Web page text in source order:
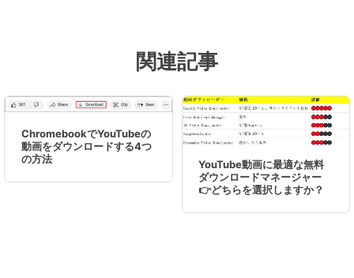
の方法、SSD換装の方法やディスクの最適化方法
点（2019年8月21日）まで、彼が書いた記事の閲
覧数はなんと550万回に突破！つまり、日本のユ
ーザーは、合計5,500,000回彼の記事を読んで問
題を解決しました。仕事や記事作成以外、彼は大
部分の時間をタブレット・スマホを弄ること、ゲ
ーミングなどに使っている男の子です。…
関連記事
ChromebookでYouTubeの
動画をダウンロードする4つ
の方法
YouTube動画に最適な無料
ダウンロードマネージャー
👉どちらを選択しますか？